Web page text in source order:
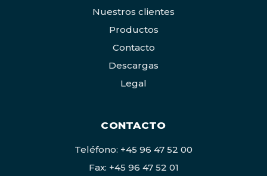
Nuestros clientes
Productos
Contacto
Descargas
Legal
CONTACTO
Teléfono: +45 96 47 52 00
Fax: +45 96 47 52 01